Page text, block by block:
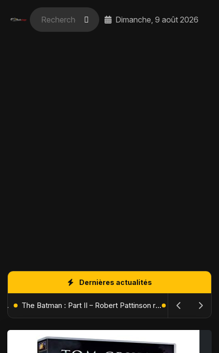
Dimanche, 9 août 2026
Dernières actualités
L'Âge de Glace : Le Réveil du Volcan – Manny, Sid et Diego de retour pour une aventure explosive The Batman : Part II – Robert Pattinson replonge dans les ténèbres de Gotham dès octobre 2027